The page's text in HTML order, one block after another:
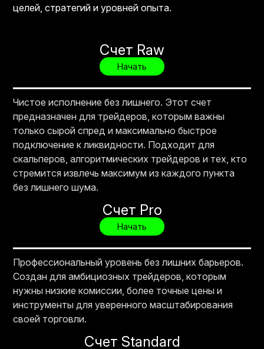
целей, стратегий и уровней опыта.
Счет Raw
Начать
Чистое исполнение без лишнего. Этот счет
предназначен для трейдеров, которым важны
только сырой спред и максимально быстрое
подключение к ликвидности. Подходит для
скальперов, алгоритмических трейдеров и тех, кто
стремится извлечь максимум из каждого пункта
без лишнего шума.
Счет Pro
Начать
Профессиональный уровень без лишних барьеров.
Создан для амбициозных трейдеров, которым
нужны низкие комиссии, более точные цены и
инструменты для уверенного масштабирования
своей торговли.
Счет Standard